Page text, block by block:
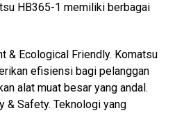
HB365-1 memiliki berbagai
& Ecological Friendly. Komatsu
efisiensi bagi pelanggan
alat muat besar yang andal.
& Safety. Teknologi yang